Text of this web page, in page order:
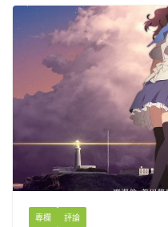
專欄 評論